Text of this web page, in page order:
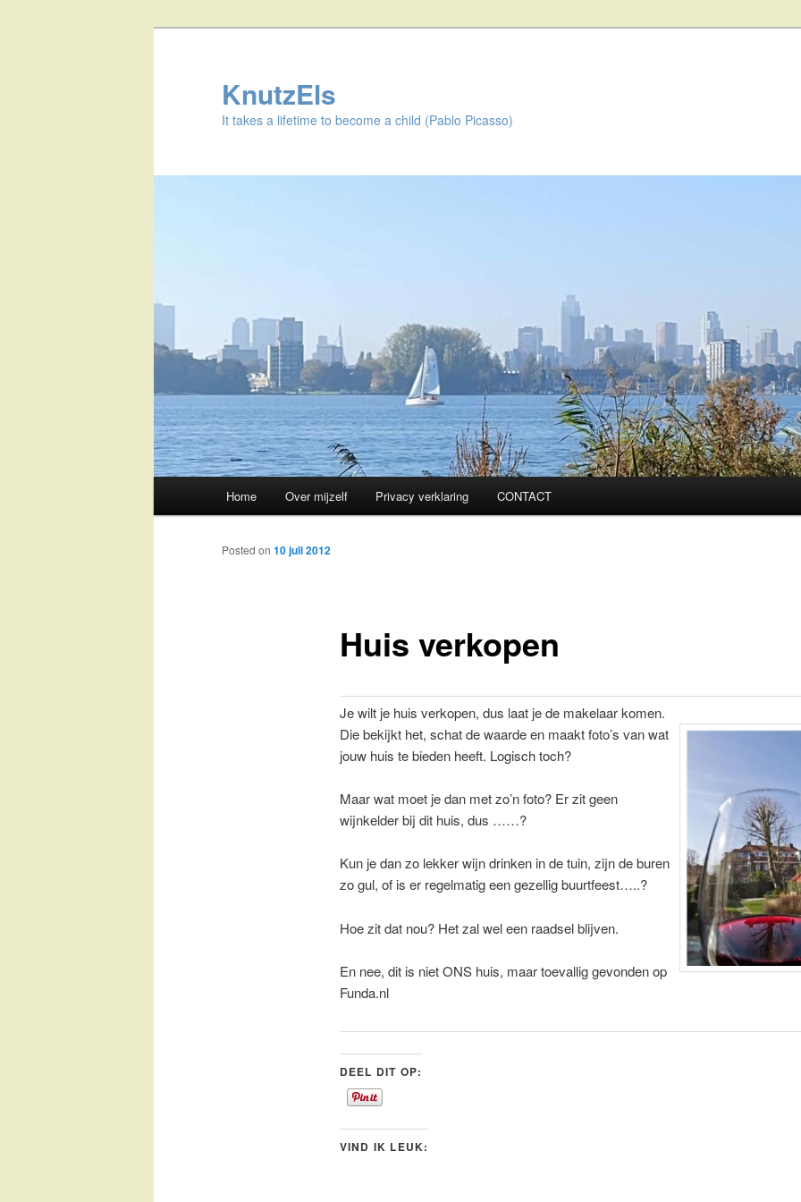
KnutzEls
It takes a lifetime to become a child (Pablo Picasso)
Skip
to
Home Over mijzelf Privacy verklaring CONTACT
Huis verkopen
Posted on 10 juli 2012
Je wilt je huis verkopen, dus laat je de makelaar komen.
Die bekijkt het, schat de waarde en maakt foto’s van wat
jouw huis te bieden heeft. Logisch toch?
Maar wat moet je dan met zo’n foto? Er zit geen
wijnkelder bij dit huis, dus ……?
Kun je dan zo lekker wijn drinken in de tuin, zijn de buren
zo gul, of is er regelmatig een gezellig buurtfeest…..?
Hoe zit dat nou? Het zal wel een raadsel blijven.
En nee, dit is niet ONS huis, maar toevallig gevonden op
Funda.nl
DEEL DIT OP:
VIND IK LEUK: